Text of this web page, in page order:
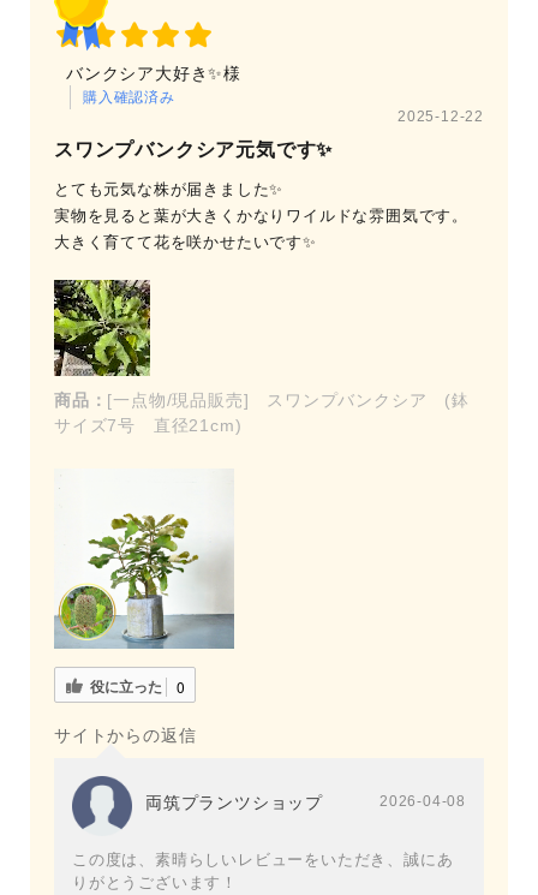
バンクシア大好き✨様
購入確認済み
2025-12-22
スワンプバンクシア元気です✨
とても元気な株が届きました✨
実物を見ると葉が大きくかなりワイルドな雰囲気です。
大きく育てて花を咲かせたいです✨
商品： [一点物/現品販売] スワンプバンクシア (鉢
サイズ7号 直径21cm)
役に立った 0
サイトからの返信
両筑プランツショップ 2026-04-08
この度は、素晴らしいレビューをいただき、誠にあ
りがとうございます！